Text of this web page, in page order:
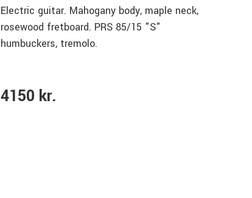
Electric guitar. Mahogany body, maple neck,
rosewood fretboard. PRS 85/15 "S"
humbuckers, tremolo.
4150 kr.